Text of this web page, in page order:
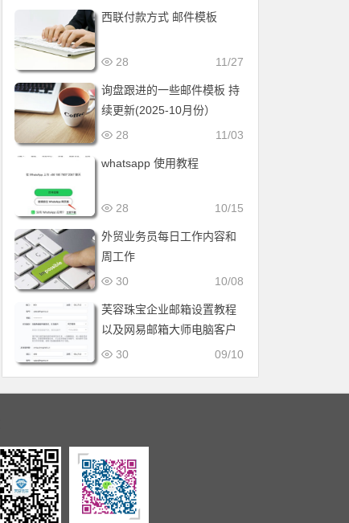
西联付款方式 邮件模板
11/27
28
询盘跟进的一些邮件模板 持
续更新(2025-10月份）
11/03
28
whatsapp 使用教程
10/15
28
外贸业务员每日工作内容和
周工作
10/08
30
芙容珠宝企业邮箱设置教程
以及网易邮箱大师电脑客户
端设置教程
09/10
30